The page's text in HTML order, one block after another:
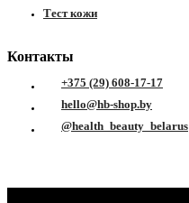
Тест кожи
Контакты
+375 (29) 608-17-17
hello@hb-shop.by
@health_beauty_belarus